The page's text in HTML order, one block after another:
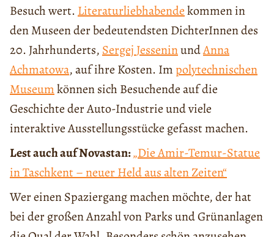
Besuch wert. Literaturliebhabendekommen in
den Museen der bedeutendsten DichterInnen des
20. Jahrhunderts, Sergej JesseninundAnna
Achmatowa, auf ihre Kosten. Impolytechnischen
Museumkönnen sich Besuchende auf die
Geschichte der Auto-Industrie und viele
interaktive Ausstellungsstücke gefasst machen.
Lest auch auf Novastan:„Die Amir-Temur-Statue
in Taschkent – neuer Held aus alten Zeiten“
Wer einen Spaziergang machen möchte, der hat
bei der großen Anzahl von Parks und Grünanlagen